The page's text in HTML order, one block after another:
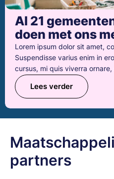
Al 21
doen met ons
Lorem ipsum dolor sit amet,
Suspendisse varius enim in
cursus, mi quis viverra
Lees verder
partners